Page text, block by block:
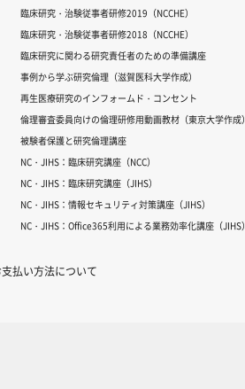
臨床研究・治験従事者研修2019（NCCHE）
臨床研究・治験従事者研修2018（NCCHE）
臨床研究に関わる研究責任者のための準備講座
事例から学ぶ研究倫理（滋賀医科大学作成）
再生医療研究のインフォームド・コンセント
倫理審査委員向けの倫理研修用動画教材（東京大学作成）
被験者保護と研究倫理講座
NC・JIHS：臨床研究講座（NCC）
NC・JIHS：臨床研究講座（JIHS）
NC・JIHS：情報セキュリティ対策講座（JIHS）
NC・JIHS：Office365利用による業務効率化講座（JIHS）
支払い方法について